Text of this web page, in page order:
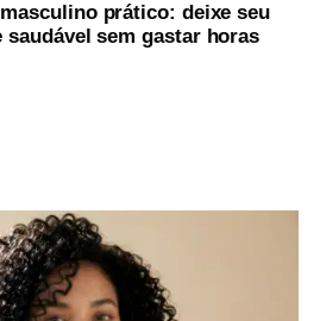
prático: deixe seu
sem gastar horas